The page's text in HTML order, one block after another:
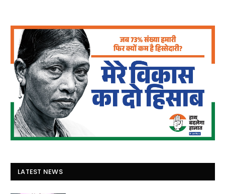
LATEST NEWS